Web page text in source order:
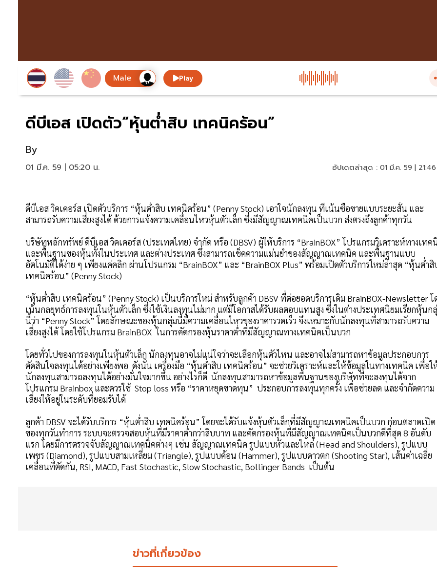
Play
ดีบีเอส เปิดตัว“หุ้นต่ำสิบ เทคนิคร้อน”
By
01 มี.ค. 59 | 05:20 น. อัปเดตล่าสุด : 01 มี.ค. 59 |
ดีบีเอส วิคเคอร์ส เปิดตัวบริการ “หุ้นต่ำสิบ เทคนิคร้อน” (Penny Stock) เอาใจนักลงทุน ที่เน้นซื้อขายแบบระยะสั้น และ
สามารถรับความเสี่ยงสูงได้ ด้วยการแจ้งความเคลื่อนไหวหุ้นตัวเล็ก ซึ่งมีสัญญาณเทคนิคเป็นบวก ส่งตรงถึงลูกค้าทุกวัน
บริษัทหลักทรัพย์ ดีบีเอส วิคเคอร์ส (ประเทศไทย) จำกัด หรือ (DBSV) ผู้ให้บริการ “BrainBOX” โปรแกรมวิเคราะห์ทางเทค
และพื้นฐานของหุ้นทั้งในประเทศ และต่างประเทศ ซึ่งสามารถเช็คความแม่นยำของสัญญาณเทคนิค และพื้นฐานแบบ
อัตโนมัติได้ง่าย ๆ เพียงแค่คลิก ผ่านโปรแกรม “BrainBOX” และ “BrainBOX Plus” พร้อมเปิดตัวบริการใหม่ล่าสุด “หุ้นต่ำสิ
เทคนิคร้อน” (Penny Stock)
“หุ้นต่ำสิบ เทคนิคร้อน” (Penny Stock) เป็นบริการใหม่ สำหรับลูกค้า DBSV ที่ต่อยอดบริการเดิม BrainBOX-Newsletter โ
เน้นกลยุทธ์การลงทุนในหุ้นตัวเล็ก ซึ่งใช้เงินลงทุนไม่มาก แต่มีโอกาสได้รับผลตอบแทนสูง ซึ่งในต่างประเทศนิยมเรียกหุ้นก
นี้ว่า “Penny Stock” โดยลักษณะของหุ้นกลุ่มนี้มีความเคลื่อนไหวของราคารวดเร็ว จึงเหมาะกับนักลงทุนที่สามารถรับความ
เสี่ยงสูงได้ โดยใช้โปรแกรม BrainBOX ในการคัดกรองหุ้นราคาต่ำที่มีสัญญาณทางเทคนิคเป็นบวก
โดยทั่วไปของการลงทุนในหุ้นตัวเล็ก นักลงทุนอาจไม่แน่ใจว่าจะเลือกหุ้นตัวไหน และอาจไม่สามารถหาข้อมูลประกอบการ
ตัดสินใจลงทุนได้อย่างเพียงพอ ดังนั้น เครื่องมือ “หุ้นต่ำสิบ เทคนิคร้อน” จะช่วยวิเคราะห์และให้ข้อมูลในทางเทคนิค เพื่อใ
นักลงทุนสามารถลงทุนได้อย่างมั่นใจมากขึ้น อย่างไรก็ดี นักลงทุนสามารถหาข้อมูลพื้นฐานของบริษัทที่จะลงทุนได้จาก
โปรแกรม Brainbox และควรใช้ Stop loss หรือ “ราคาหยุดขาดทุน” ประกอบการลงทุนทุกครั้ง เพื่อช่วยลด และจำกัดความ
เสี่ยงให้อยู่ในระดับที่ยอมรับได้
ลูกค้า DBSV จะได้รับบริการ “หุ้นต่ำสิบ เทคนิคร้อน” โดยจะได้รับแจ้งหุ้นตัวเล็กที่มีสัญญาณเทคนิคเป็นบวก ก่อนตลาดเปิด
ของทุกวันทำการ ระบบจะตรวจสอบหุ้นที่มีราคาต่ำกว่าสิบบาท และคัดกรองหุ้นที่มีสัญญาณเทคนิคเป็นบวกดีที่สุด 8 อันดับ
แรก โดยมีการตรวจจับสัญญาณเทคนิคต่างๆ เช่น สัญญาณเทคนิค รูปแบบหัวและไหล่ (Head and Shoulders), รูปแบบ
เพชร (Diamond), รูปแบบสามเหลี่ยม (Triangle), รูปแบบค้อน (Hammer), รูปแบบดาวตก (Shooting Star), เส้นค่าเฉลี่ย
เคลื่อนที่ตัดกัน, RSI, MACD, Fast Stochastic, Slow Stochastic, Bollinger Bands เป็นต้น
ข่าวที่เกี่ยวข้อง